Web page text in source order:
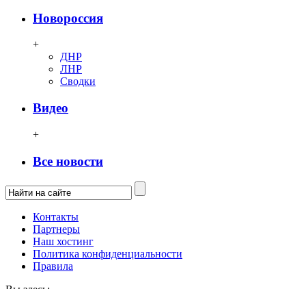
Новороссия
+
ДНР
ЛНР
Сводки
Видео
+
Все новости
Контакты
Партнеры
Наш хостинг
Политика конфиденциальности
Правила